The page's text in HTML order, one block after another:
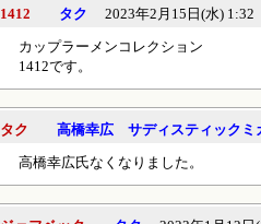
1412 タク 2023年2月15日(水) 1:32
カップラーメンコレクション
1412です。
タク
高橋幸広 サディスティックミ
高橋幸広氏なくなりました。